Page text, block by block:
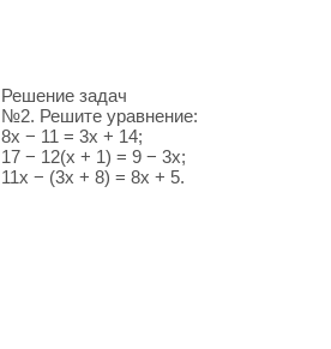
Решение задач
№2. Решите уравнение:
8x − 11 = 3x + 14;
17 − 12(x + 1) = 9 − 3x;
11x − (3x + 8) = 8x + 5.